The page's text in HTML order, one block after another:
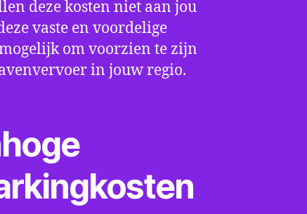
deze kosten niet aan jou
vaste en voordelige
om voorzien te zijn
in jouw regio.